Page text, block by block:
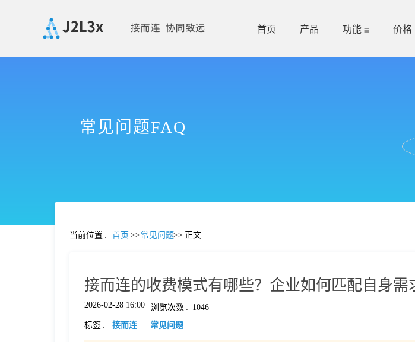
首页 产品 功能 价格
常见问题FAQ
当前位置 : 首页 >>常见问题>> 正文
接而连的收费模式有哪些？企业如何匹配自身需
2026-02-28 16:00 浏览次数 : 1046
标签 : 接而连 常见问题